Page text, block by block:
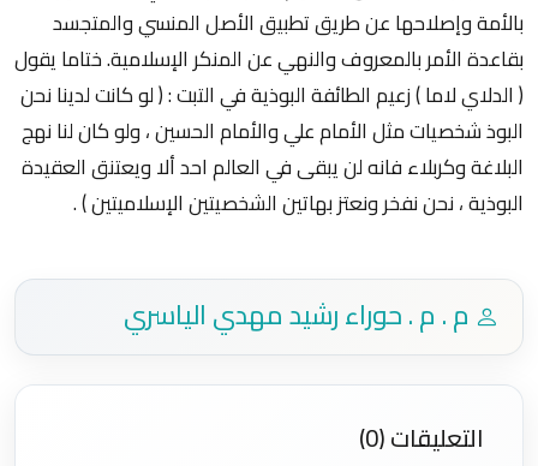
بالأمة وإصلاحها عن طريق تطبيق الأصل المنسي والمتجسد
بقاعدة الأمر بالمعروف والنهي عن المنكر الإسلامية. ختاما يقول
( الدلاي لاما ) زعيم الطائفة البوذية في التبت : ( لو كانت لدينا نحن
البوذ شخصيات مثل الأمام علي والأمام الحسين ، ولو كان لنا نهج
البلاغة وكربلاء فانه لن يبقى في العالم احد ألا ويعتنق العقيدة
البوذية ، نحن نفخر ونعتز بهاتين الشخصيتين الإسلاميتين ) .
م . م . حوراء رشيد مهدي الياسري
التعليقات (0)